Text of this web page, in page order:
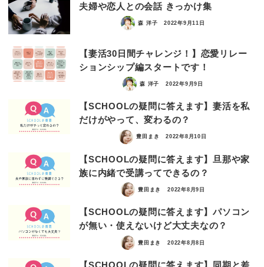
夫婦や恋人との会話 きっかけ集
森 洋子 2022年9月11日
【妻活30日間チャレンジ！】恋愛リレー
ションシップ編スタートです！
森 洋子 2022年9月9日
【SCHOOLの疑問に答えます】妻活を私
だけがやって、変わるの？
豊田まき 2022年8月10日
【SCHOOLの疑問に答えます】旦那や家
族に内緒で受講ってできるの？
豊田まき 2022年8月9日
【SCHOOLの疑問に答えます】パソコン
が無い・使えないけど大丈夫なの？
豊田まき 2022年8月8日
【SCHOOLの疑問に答えます】同期と差